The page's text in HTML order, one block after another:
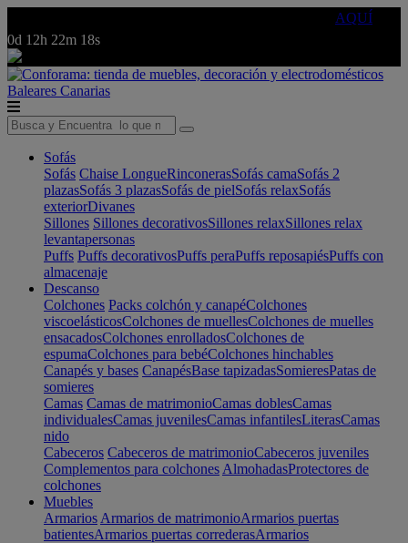
AQUÍ
0d 12h 22m 18s
Baleares Canarias
Sofás
Sofás Chaise LongueRinconerasSofás camaSofás 2
plazasSofás 3 plazasSofás de pielSofás relaxSofás
exteriorDivanes
Sillones Sillones decorativosSillones relaxSillones relax
levantapersonas
Puffs Puffs decorativosPuffs peraPuffs reposapiésPuffs con
almacenaje
Descanso
Colchones Packs colchón y canapéColchones
viscoelásticosColchones de muellesColchones de muelles
ensacadosColchones enrolladosColchones de
espumaColchones para bebéColchones hinchables
Canapés y bases CanapésBase tapizadasSomieresPatas de
somieres
Camas Camas de matrimonioCamas doblesCamas
individualesCamas juvenilesCamas infantilesLiterasCamas
nido
Cabeceros Cabeceros de matrimonioCabeceros juveniles
Complementos para colchones AlmohadasProtectores de
colchones
Muebles
Armarios Armarios de matrimonioArmarios puertas
batientesArmarios puertas correderasArmarios